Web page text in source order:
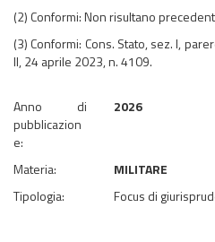
(2) Conformi: Non risultano
(3) Conformi: Cons. Stato, sez. I,
II, 24 aprile 2023, n. 4109.
Anno di
pubblicazion
e:
2026
Materia:
MILITARE
Tipologia:
Focus di